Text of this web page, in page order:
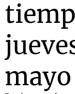
mayo